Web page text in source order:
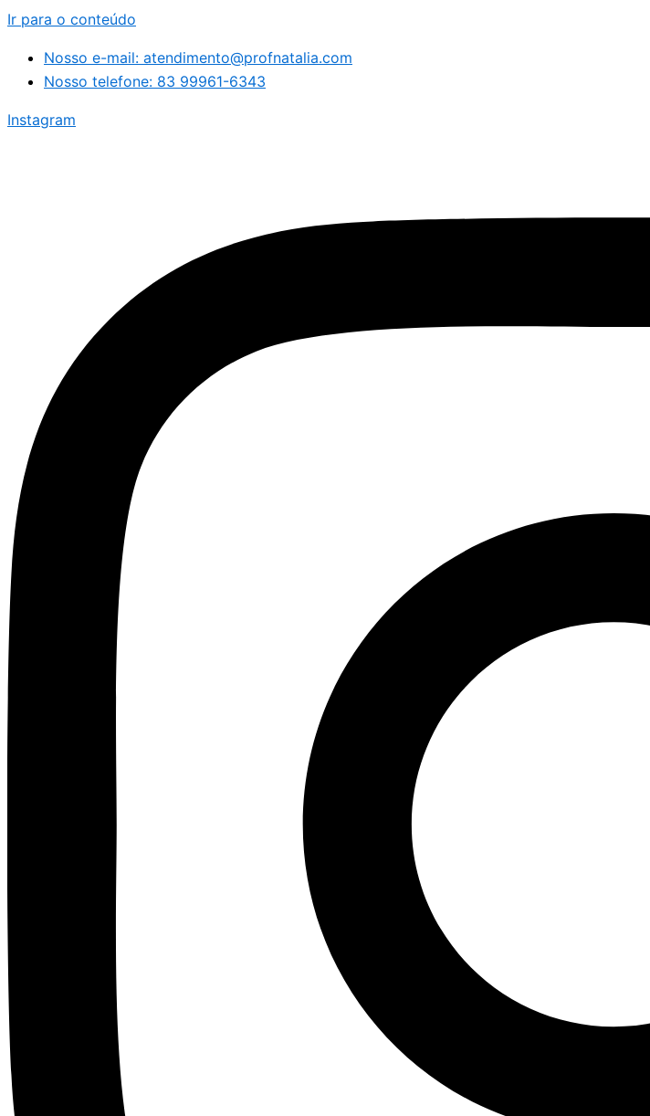
Ir para o conteúdo
Nosso e-mail: atendimento@profnatalia.com
Nosso telefone: 83 99961-6343
Instagram